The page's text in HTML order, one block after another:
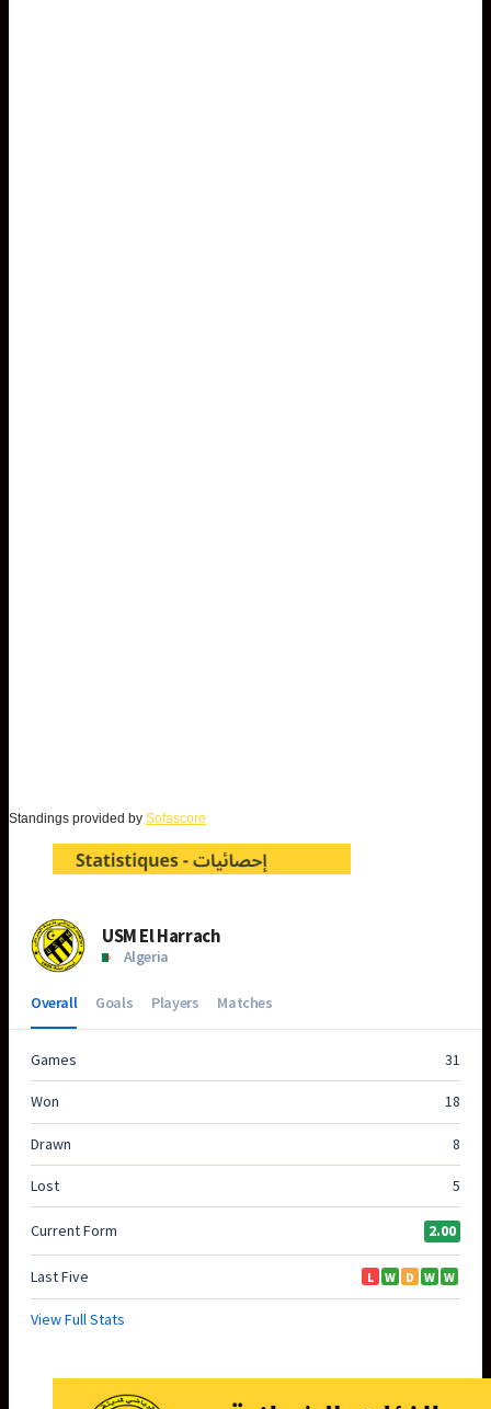
Standings provided by Sofascore